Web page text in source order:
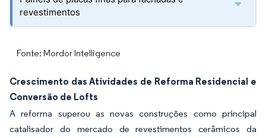
revestimentos
Fonte: Mordor Intelligence
Crescimento das Atividades de Reforma Residencial e
Conversão de Lofts
A reforma superou as novas construções como principal
catalisador do mercado de revestimentos cerâmicos da